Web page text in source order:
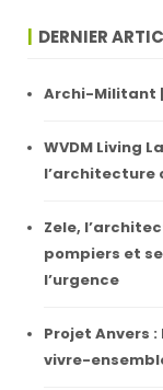
DERNIER
Archi-Militant |
WVDM Living
l’architecture
Zele,
pompiers et
l’urgence
Projet Anvers
vivre-